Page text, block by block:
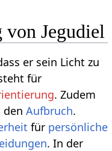
von Jegudiel
er sein Licht zu
für
. Zudem
denAufbruch.
für persönliche
. In der